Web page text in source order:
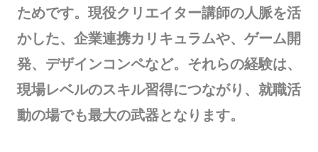
ためです。現役クリエイター講師の人脈を活
かした、企業連携カリキュラムや、ゲーム開
発、デザインコンペなど。それらの経験は、
現場レベルのスキル習得につながり、就職活
動の場でも最大の武器となります。